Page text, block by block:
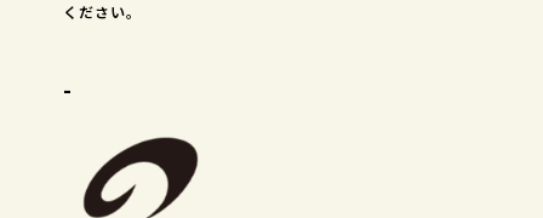
ください。
-